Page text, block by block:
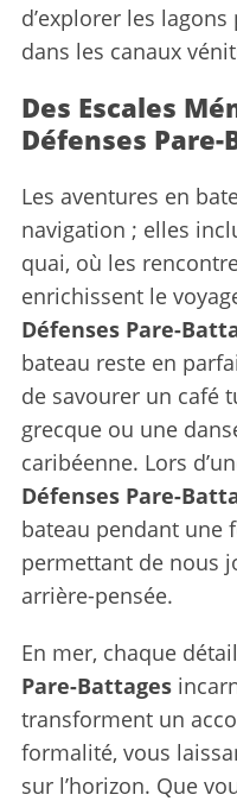
d’explorer les
dans les canaux
Des Escales
Défenses Pare-
Les aventures en
navigation ; elles
quai, où les
enrichissent le
Défenses Pare-
bateau reste en
de savourer un café
grecque ou une
caribéenne. Lors
Défenses Pare-
bateau pendant une
permettant de nous
arrière-pensée.
En mer, chaque
Pare-Battages
transforment un
formalité, vous
sur l’horizon. Que